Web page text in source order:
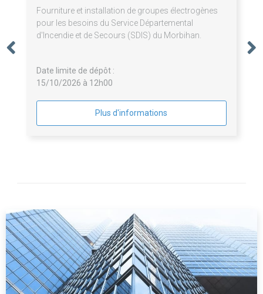
Fourniture et installation de groupes électrogènes
pour les besoins du Service Départemental
d'Incendie et de Secours (SDIS) du Morbihan.
Date limite de dépôt :
15/10/2026 à 12h00
Plus d'informations